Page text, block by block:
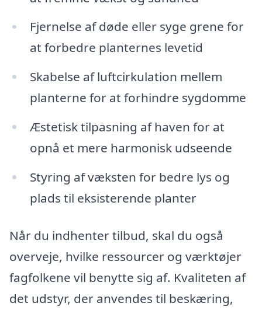
Fjernelse af døde eller syge grene for
at forbedre planternes levetid
Skabelse af luftcirkulation mellem
planterne for at forhindre sygdomme
Æstetisk tilpasning af haven for at
opnå et mere harmonisk udseende
Styring af væksten for bedre lys og
plads til eksisterende planter
Når du indhenter tilbud, skal du også
overveje, hvilke ressourcer og værktøjer
fagfolkene vil benytte sig af. Kvaliteten af
det udstyr, der anvendes til beskæring,